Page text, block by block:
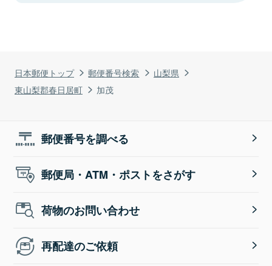
日本郵便トップ 郵便番号検索
山梨県
東山梨郡春日居町
加茂
郵便番号を調べる
郵便局・ATM・ポストをさがす
荷物のお問い合わせ
再配達のご依頼